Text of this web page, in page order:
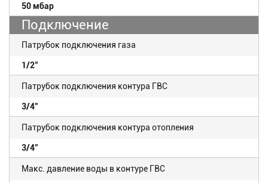
50 мбар
Подключение
Патрубок подключения газа
1/2"
Патрубок подключения контура ГВС
3/4"
Патрубок подключения контура отопления
3/4"
Макс. давление воды в контуре ГВС